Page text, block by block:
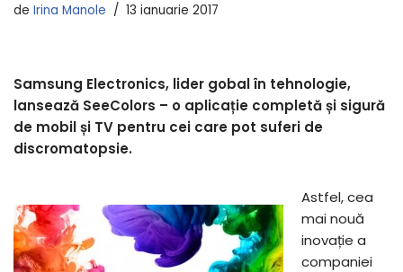
de Irina Manole 13 ianuarie 2017
Samsung Electronics, lider gobal în tehnologie,
lansează SeeColors – o aplicație completă și sigură
de mobil și TV pentru cei care pot suferi de
discromatopsie.
Astfel, cea
mai nouă
inovație a
companiei